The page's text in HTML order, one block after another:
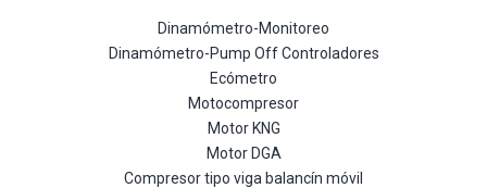
Dinamómetro-Monitoreo
Dinamómetro-Pump Off Controladores
Ecómetro
Motocompresor
Motor KNG
Motor DGA
Compresor tipo viga balancín móvil